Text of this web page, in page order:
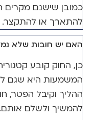
כמובן שישנם מקרים
להתארך או להתקצר.
האם יש חובות שלא
כן, החוק קובע
המשמעות היא שגם
ההליך וקיבל הפטר,
להמשיך ולשלם